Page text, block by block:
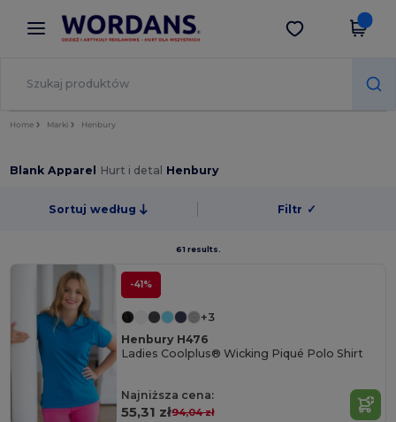
× Aplikacja Wordans
Lepsze ceny w aplikacji!
Pobierz app
Home Marki Henbury
Blank Apparel Hurt i detal Henbury
Sortuj według Filtr ✓
61 results.
-41%
+3
Henbury H476
Ladies Coolplus® Wicking Piqué Polo Shirt
Najniższa cena:
55,31 zł94,04 zł